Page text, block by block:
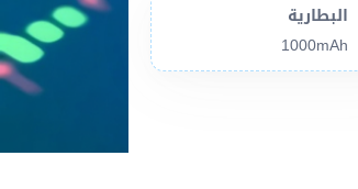
البطارية
1000mAh